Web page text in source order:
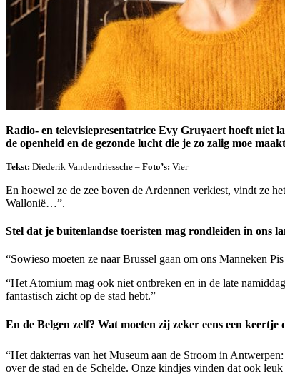
Radio- en televisiepresentatrice Evy Gruyaert hoeft niet
de openheid en de gezonde lucht die je zo zalig moe
Tekst: Diederik Vandendriessche – Foto’s: Vier
En hoewel ze de zee boven de Ardennen verkiest, vindt ze
Wallonië…”.
Stel dat je buitenlandse toeristen mag rondleiden in ons
“Sowieso moeten ze naar Brussel gaan om ons Manneken
“Het Atomium mag ook niet ontbreken en in de late
fantastisch zicht op de stad hebt.”
En de Belgen zelf? Wat moeten zij zeker eens een keertje
“Het dakterras van het Museum aan de Stroom in
over de stad en de Schelde. Onze kindjes vinden dat ook